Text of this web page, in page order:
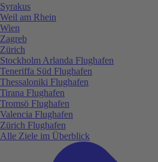
Syrakus
Weil am Rhein
Wien
Zagreb
Zürich
Stockholm Arlanda Flughafen
Teneriffa Süd Flughafen
Thessaloniki Flughafen
Tirana Flughafen
Tromsö Flughafen
Valencia Flughafen
Zürich Flughafen
Alle Ziele im Überblick